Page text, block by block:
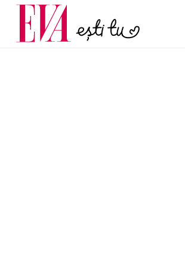
Carieră
Actualitate